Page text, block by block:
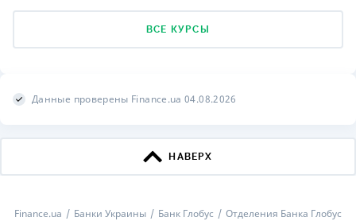
ВСЕ КУРСЫ
Данные проверены Finance.ua 04.08.2026
НАВЕРХ
Finance.ua Банки Украины Банк Глобус Отделения Банка Глобус